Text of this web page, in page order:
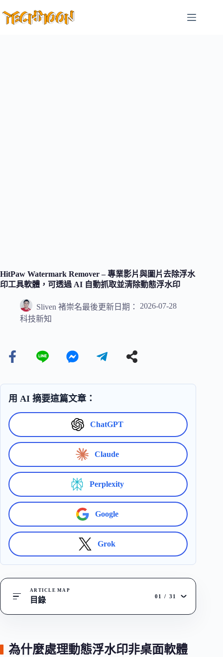
至
HitPaw Watermark Remover – 專業影片與圖片去除浮水
印工具軟體，可透過 AI 自動抓取並清除動態浮水印
Sliven 褚崇名最後更新日期：
2026-07-28
科技新知
用 AI 摘要這篇文章：
ChatGPT
Claude
Perplexity
Google
Grok
ARTICLE MAP
目錄 01 / 31
為什麼處理動態浮水印非桌面軟體